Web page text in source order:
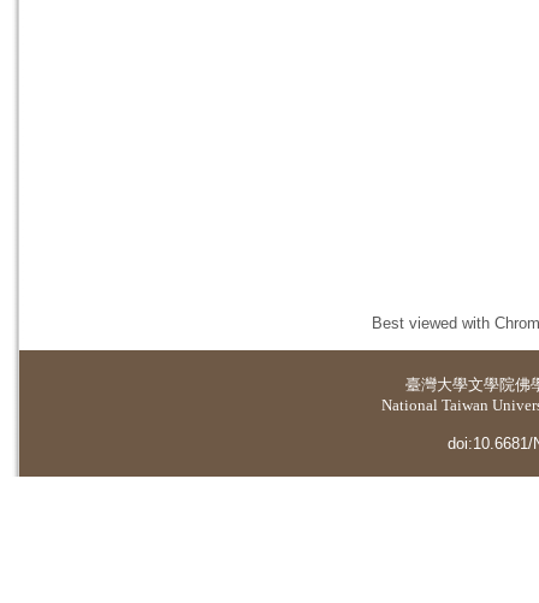
Best viewed with
臺灣大學文學院佛
National Taiwan
doi:10.6681/